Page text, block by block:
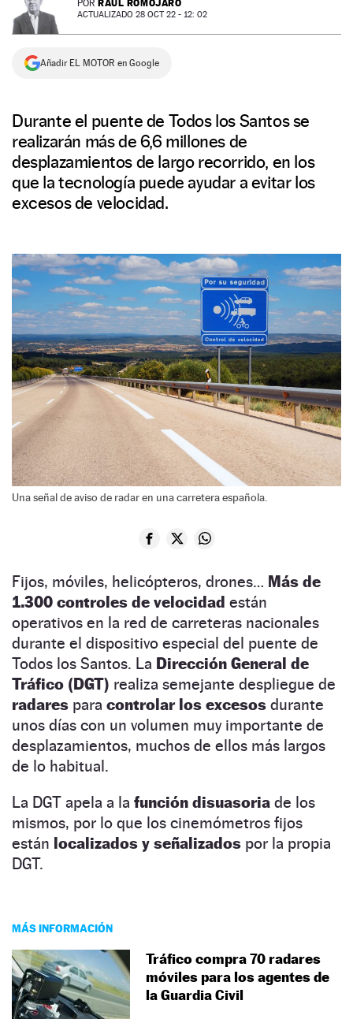
NEWSLETTER
SÍGUENOS
POR RAÚL ROMOJARO
ACTUALIZADO 28 OCT 22 - 12: 02
Añadir EL MOTOR en Google
Durante el puente de Todos los Santos se
realizarán más de 6,6 millones de
desplazamientos de largo recorrido, en los
que la tecnología puede ayudar a evitar los
excesos de velocidad.
Una señal de aviso de radar en una carretera española.
Fijos, móviles, helicópteros, drones… Más de
1.300 controles de velocidad están
operativos en la red de carreteras nacionales
durante el dispositivo especial del puente de
Todos los Santos. La Dirección General de
Tráfico (DGT) realiza semejante despliegue de
radares para controlar los excesos durante
unos días con un volumen muy importante de
desplazamientos, muchos de ellos más largos
de lo habitual.
La DGT apela a la función disuasoria de los
mismos, por lo que los cinemómetros fijos
están localizados y señalizados por la propia
DGT.
MÁS INFORMACIÓN
Tráfico compra 70 radares
móviles para los agentes de
la Guardia Civil